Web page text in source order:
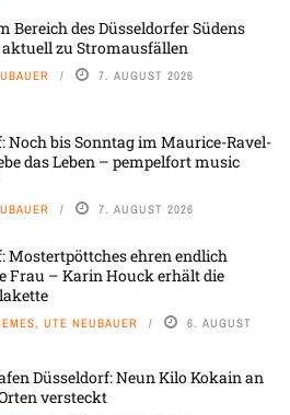
Bereich des Düsseldorfer Südens
zu Stromausfällen
7. AUGUST 2026
Noch bis Sonntag im Maurice-Ravel-
das Leben – pempelfort music
7. AUGUST 2026
Mostertpöttches ehren endlich
Frau – Karin Houck erhält die
UTE NEUBAUER 6. AUGUST
Düsseldorf: Neun Kilo Kokain an
versteckt